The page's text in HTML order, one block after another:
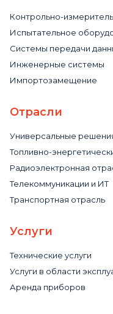
Контрольно-
Испытательное
Системы передачи
Инженерные системы
Импортозамещение
Отрасли
Универсальные
Топливно-
Радиоэлектронная
Телекоммуникации и ИТ
Транспортная отрасль
Услуги
Технические услуги
Услуги в области
Аренда приборов